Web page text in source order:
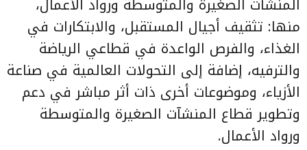
منها: تثقيف أجيال المستقبل، والابتكارات في
الغذاء، والفرص الواعدة في قطاعي الرياضة
والترفيه، إضافة إلى التحولات العالمية في صناعة
الأزياء، وموضوعات أخرى ذات أثر مباشر في دعم
وتطوير قطاع المنشآت الصغيرة والمتوسطة
ورواد الأعمال.